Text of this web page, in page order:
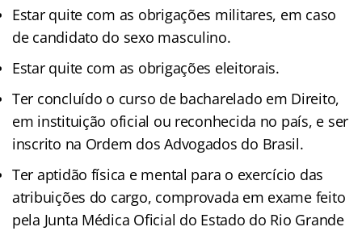
Estar quite com as obrigações militares, em caso
de candidato do sexo masculino.
Estar quite com as obrigações eleitorais.
Ter concluído o curso de bacharelado em Direito,
em instituição oficial ou reconhecida no país, e ser
inscrito na Ordem dos Advogados do Brasil.
Ter aptidão física e mental para o exercício das
atribuições do cargo, comprovada em exame feito
pela Junta Médica Oficial do Estado do Rio Grande